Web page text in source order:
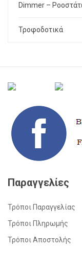
Dimmer –
Τροφοδοτικά
Παραγγελίες
Τρόποι Παραγγελίας
Τρόποι Πληρωμής
Τρόποι Αποστολής